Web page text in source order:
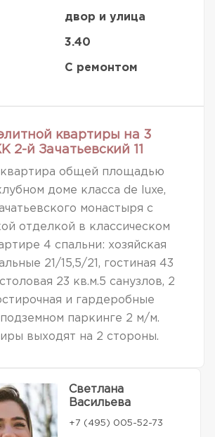
двор и улица
3.40
С ремонтом
квартиры на 3
2-й Зачатьевский 11
квартира общей площадью
доме класса de luxe,
монастыря с
отделкой в классическом
4 спальни: хозяйская
21/15,5/21, гостиная 43
23 кв.м.5 санузлов, 2
и гардеробные
паркинге 2 м/м.
выходят на 2 стороны.
Светлана
Васильева
+7 (495) 005-52-73